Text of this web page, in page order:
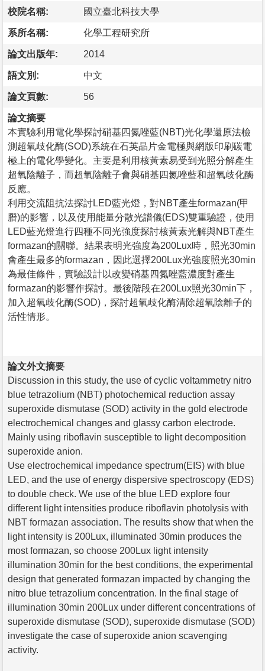
校院名稱: 國立臺北科技大學
系所名稱: 化學工程研究所
論文出版年: 2014
語文別: 中文
論文頁數: 56
論文摘要
本實驗利用電化學探討硝基四氮唑藍(NBT)光化學還原法檢
測超氧歧化酶(SOD)系統在石英晶片金電極與網版印刷碳電
極上的電化學變化。主要是利用核黃素易受到光照分解產生
超氧陰離子，而超氧陰離子會與硝基四氮唑藍和超氧歧化酶
反應。
利用交流阻抗法探討LED藍光燈，對NBT產生formazan(甲
䐶)的影響，以及使用能量分散光譜儀(EDS)雙重驗證，使用
LED藍光燈進行四種不同光強度探討核黃素光解與NBT產生
formazan的關聯。結果表明光強度為200Lux時，照光30min
會產生最多的formazan，因此選擇200Lux光強度照光30min
為最佳條件，實驗設計以改變硝基四氮唑藍濃度對產生
formazan的影響作探討。最後階段在200Lux照光30min下，
加入超氧歧化酶(SOD)，探討超氧歧化酶清除超氧陰離子的
活性情形。
論文外文摘要
Discussion in this study, the use of cyclic voltammetry nitro
blue tetrazolium (NBT) photochemical reduction assay
superoxide dismutase (SOD) activity in the gold electrode
electrochemical changes and glassy carbon electrode.
Mainly using riboflavin susceptible to light decomposition
superoxide anion.
Use electrochemical impedance spectrum(EIS) with blue
LED, and the use of energy dispersive spectroscopy (EDS)
to double check. We use of the blue LED explore four
different light intensities produce riboflavin photolysis with
NBT formazan association. The results show that when the
light intensity is 200Lux, illuminated 30min produces the
most formazan, so choose 200Lux light intensity
illumination 30min for the best conditions, the experimental
design that generated formazan impacted by changing the
nitro blue tetrazolium concentration. In the final stage of
illumination 30min 200Lux under different concentrations of
superoxide dismutase (SOD), superoxide dismutase (SOD)
investigate the case of superoxide anion scavenging
activity.